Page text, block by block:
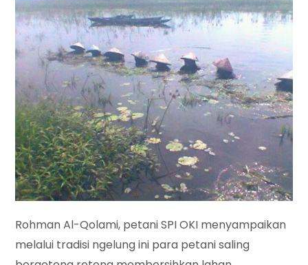
Rohman Al-Qolami, petani SPI OKI menyampaikan
melalui tradisi ngelung ini para petani saling